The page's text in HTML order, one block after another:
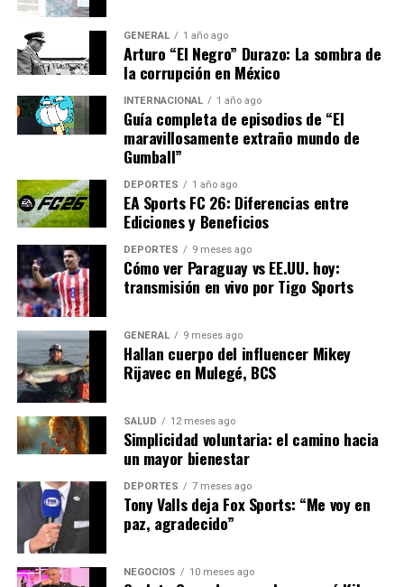
La cafeína puede dificultar conciliar el sueño y
mantenerlo. Se recomienda dejar pasar entre seis y ocho
horas antes de acostarse, aunque algunas personas
requieren intervalos mayores por su sensibilidad. Este
síntoma aparece sobre todo en quienes consumen
grandes cantidades o presentan trastornos de ansiedad.
La cafeína eleva la frecuencia cardíaca. Incluso con
cuatro tazas de café pueden surgir palpitaciones, y los
metabolizadores lentos sufren consecuencias con
menos cantidad. El efecto diurético de la cafeína
incrementa la necesidad de orinar, lo que puede llevar a
la pérdida de nutrientes esenciales y afectar la salud,
sobre todo en personas con vejiga hiperactiva.
Ingerir más de 400 mg diarios se asoció con mayor
riesgo de infertilidad masculina y fragilidad ósea. El
descenso de nutrientes como calcio, magnesio y
vitaminas del grupo B perjudica la salud ósea. Pueden
aparecer dificultades respiratorias, urticaria o presión
arterial baja. En estos casos, se aconseja suspender la
cafeína y acudir de inmediato a un centro de atención
médica.
Interacciones con
Medicamentos y Estrategias de
GENERAL 1 año ago
Arturo “El Negro” Durazo: La sombra de
la corrupción en México
INTERNACIONAL 1 año ago
Guía completa de episodios de “El
maravillosamente extraño mundo de
Gumball”
DEPORTES 1 año ago
EA Sports FC 26: Diferencias entre
Ediciones y Beneficios
DEPORTES 9 meses ago
Cómo ver Paraguay vs EE.UU. hoy:
transmisión en vivo por Tigo Sports
GENERAL 9 meses ago
Hallan cuerpo del influencer Mikey
Rijavec en Mulegé, BCS
SALUD 12 meses ago
Simplicidad voluntaria: el camino hacia
un mayor bienestar
DEPORTES 7 meses ago
Tony Valls deja Fox Sports: “Me voy en
paz, agradecido”
NEGOCIOS 10 meses ago